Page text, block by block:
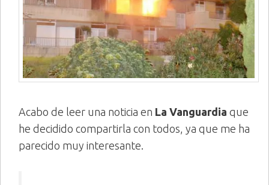
Acabo de leer una noticia en La Vanguardia que
he decidido compartirla con todos, ya que me ha
parecido muy interesante.